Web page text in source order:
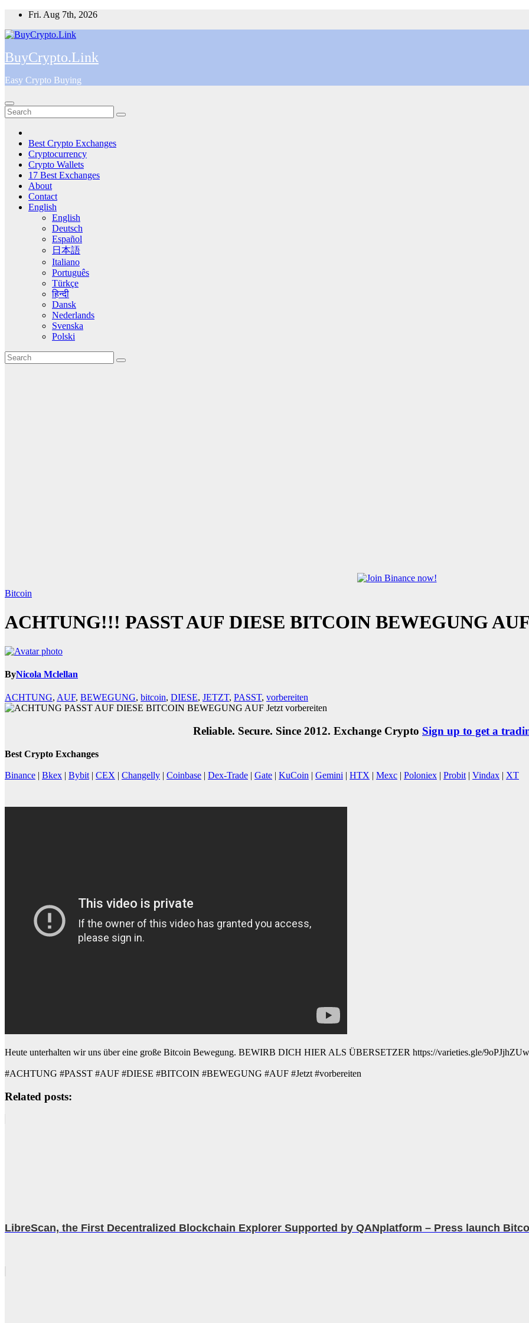
Skip
content
Fri. Aug 7th, 2026
BuyCrypto.Link
Easy Crypto Buying
Best Crypto Exchanges
Cryptocurrency
Crypto Wallets
17 Best Exchanges
About
Contact
English
English
Deutsch
Español
日本語
Italiano
Português
Türkçe
हिन्दी
Dansk
Nederlands
Svenska
Polski
Bitcoin
ACHTUNG!!! PASST AUF DIESE BITCOIN BEWEGUNG
ByNicola Mclellan
ACHTUNG, AUF, BEWEGUNG, bitcoin, DIESE, JETZT, PASST, vorbereiten
Reliable. Secure. Since 2012. Exchange Crypto Sign up to get a
Best Crypto Exchanges
Binance | Bkex | Bybit | CEX | Changelly | Coinbase | Dex-Trade | Gate | KuCoin | Gemini | HTX | Mexc | Poloniex | Probit | Vindax | XT
Heute unterhalten wir uns über eine große Bitcoin Bewegung. BEWIRB DICH HIER ALS ÜBERSETZER https://varieties.gle/
#ACHTUNG #PASST #AUF #DIESE #BITCOIN #BEWEGUNG #AUF #Jetzt #vorbereiten
Related posts:
LibreScan, the First Decentralized Blockchain Explorer Supported by QANplatform – Press launch